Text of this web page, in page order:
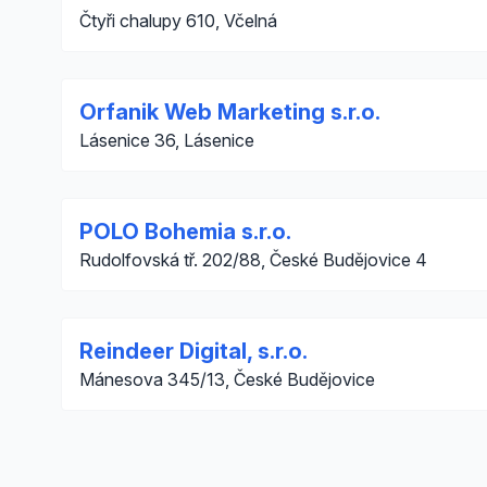
Čtyři chalupy 610, Včelná
Orfanik Web Marketing s.r.o.
Lásenice 36, Lásenice
POLO Bohemia s.r.o.
Rudolfovská tř. 202/88, České Budějovice 4
Reindeer Digital, s.r.o.
Mánesova 345/13, České Budějovice